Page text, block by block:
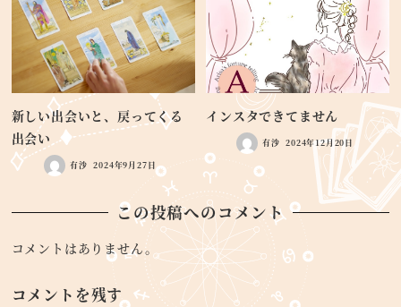
新しい出会いと、戻ってくる
出会い
有沙 2024年9月27日
インスタできてません
有沙 2024年12月20日
この投稿へのコメント
コメントはありません。
コメントを残す